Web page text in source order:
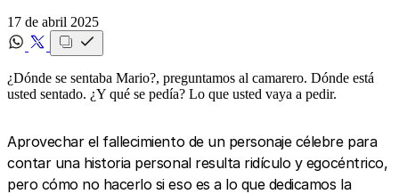
17 de abril 2025
¿Dónde se sentaba Mario?, preguntamos al camarero. Dónde está
usted sentado. ¿Y qué se pedía? Lo que usted vaya a pedir.‍
Aprovechar el fallecimiento de un personaje célebre para
contar una historia personal resulta ridículo y egocéntrico,
pero cómo no hacerlo si eso es a lo que dedicamos la